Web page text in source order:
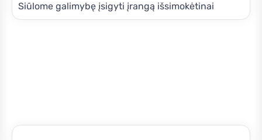
Siūlome galimybę įsigyti įrangą išsimokėtinai